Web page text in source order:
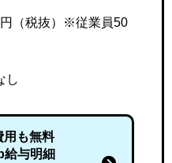
（税抜）※従業員50
し
用も無料
給与明細